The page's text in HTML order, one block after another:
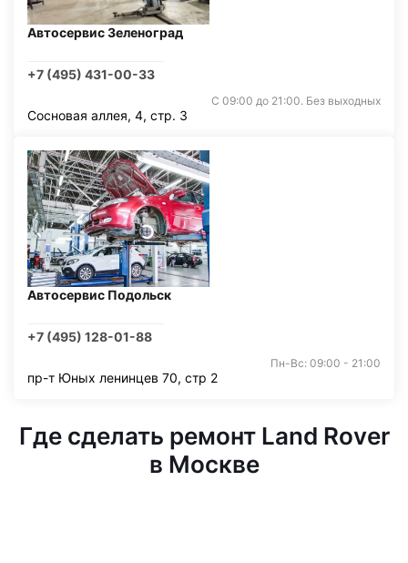
Автосервис Зеленоград
+7 (495) 431-00-33
С 09:00 до 21:00. Без выходных
Сосновая аллея, 4, стр. 3
Автосервис Подольск
+7 (495) 128-01-88
Пн-Вс: 09:00 - 21:00
пр-т Юных ленинцев 70, стр 2
Где сделать ремонт Land Rover
в Москве